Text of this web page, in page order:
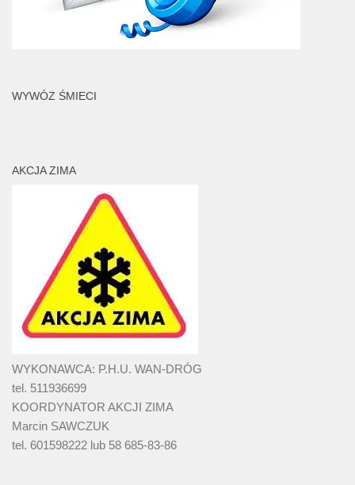
WYWÓZ ŚMIECI
AKCJA ZIMA
WYKONAWCA: P.H.U. WAN-DRÓG
tel. 511936699
KOORDYNATOR AKCJI ZIMA
Marcin SAWCZUK
tel. 601598222 lub 58 685-83-86